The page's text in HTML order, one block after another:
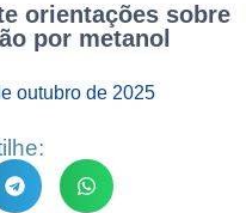
orientações sobre
por metanol
outubro de 2025